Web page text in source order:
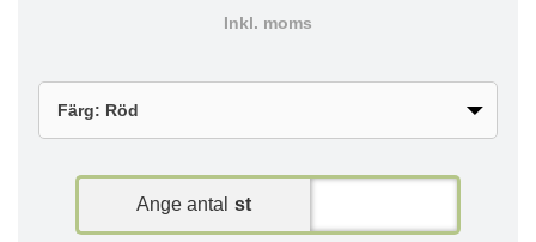
Inkl. moms
Ange antal st